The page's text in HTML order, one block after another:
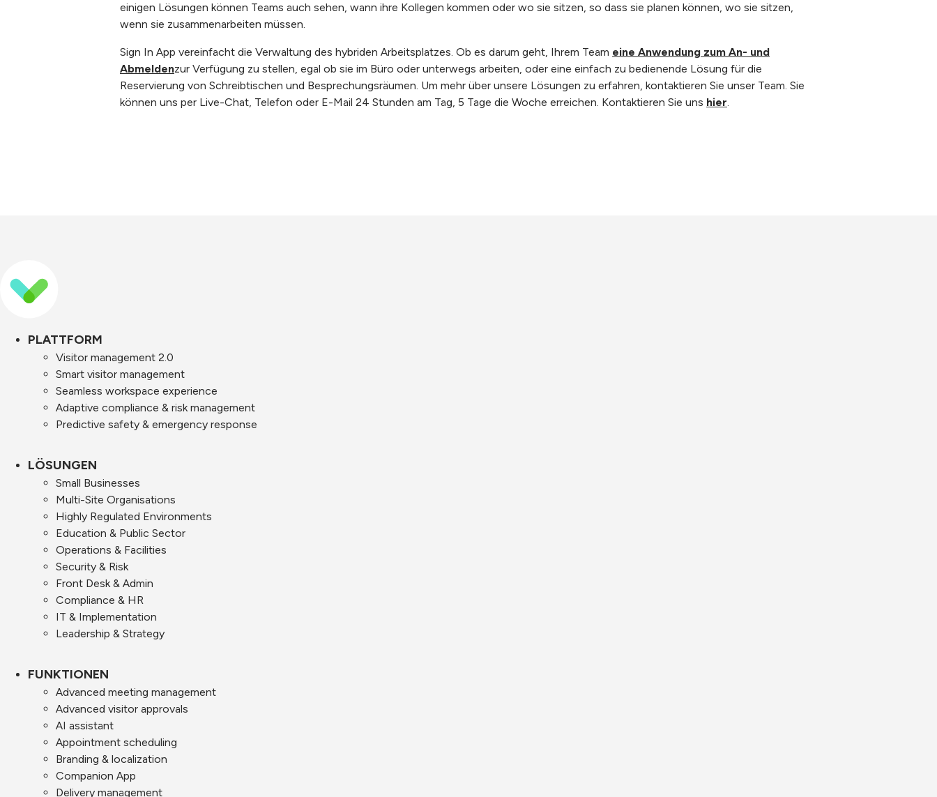
einigen Lösungen können Teams auch sehen, wann ihre Kollegen kommen oder wo sie sitzen, so dass sie planen können, wo sie sitzen,
wenn sie zusammenarbeiten müssen.
Sign In App vereinfacht die Verwaltung des hybriden Arbeitsplatzes. Ob es darum geht, Ihrem Team eine Anwendung zum An- und
Abmeldenzur Verfügung zu stellen, egal ob sie im Büro oder unterwegs arbeiten, oder eine einfach zu bedienende Lösung für die
Reservierung von Schreibtischen und Besprechungsräumen. Um mehr über unsere Lösungen zu erfahren, kontaktieren Sie unser Team. Sie
können uns per Live-Chat, Telefon oder E-Mail 24 Stunden am Tag, 5 Tage die Woche erreichen. Kontaktieren Sie uns hier.
PLATTFORM
Visitor management 2.0
Smart visitor management
Seamless workspace experience
Adaptive compliance & risk management
Predictive safety & emergency response
LÖSUNGEN
Small Businesses
Multi-Site Organisations
Highly Regulated Environments
Education & Public Sector
Operations & Facilities
Security & Risk
Front Desk & Admin
Compliance & HR
IT & Implementation
Leadership & Strategy
FUNKTIONEN
Advanced meeting management
Advanced visitor approvals
AI assistant
Appointment scheduling
Branding & localization
Companion App
Delivery management